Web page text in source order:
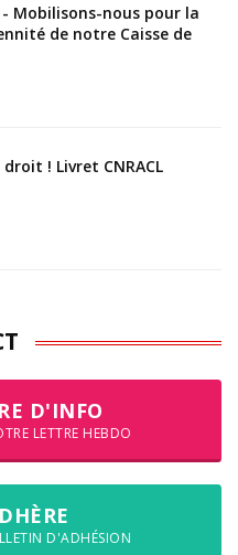
- Mobilisons-nous pour la
de notre Caisse de
! Livret CNRACL
D'INFO
LETTRE HEBDO
D'ADHÉSION